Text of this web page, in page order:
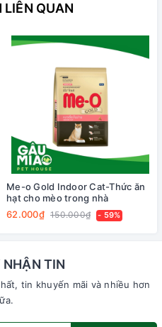
QUAN
Me-o Gold Indoor Cat-Thức ăn
hạt cho mèo trong nhà
62.000₫ 150.000₫ - 59%
TIN
tin khuyến mãi và nhiều hơn